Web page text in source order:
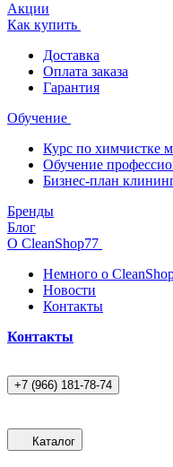
Акции
Как купить
Доставка
Оплата заказа
Гарантия
Обучение
Курс по химчистке
Обучение
Бизнес-план
Бренды
Блог
О CleanShop77
Немного о
Новости
Контакты
Контакты
+7 (966) 181-78-74
Каталог